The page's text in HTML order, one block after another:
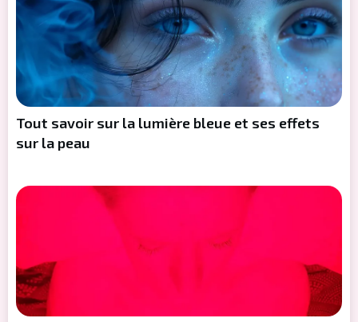
Tout savoir sur la lumière bleue et ses effets
sur la peau